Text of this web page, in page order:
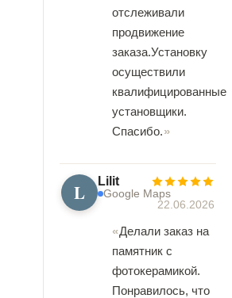
отслеживали
продвижение
заказа.Установку
осуществили
квалифицированные
установщики.
Спасибо.
L Lilit
Google Maps
22.06.2026
Делали заказ на
памятник с
фотокерамикой.
Понравилось, что